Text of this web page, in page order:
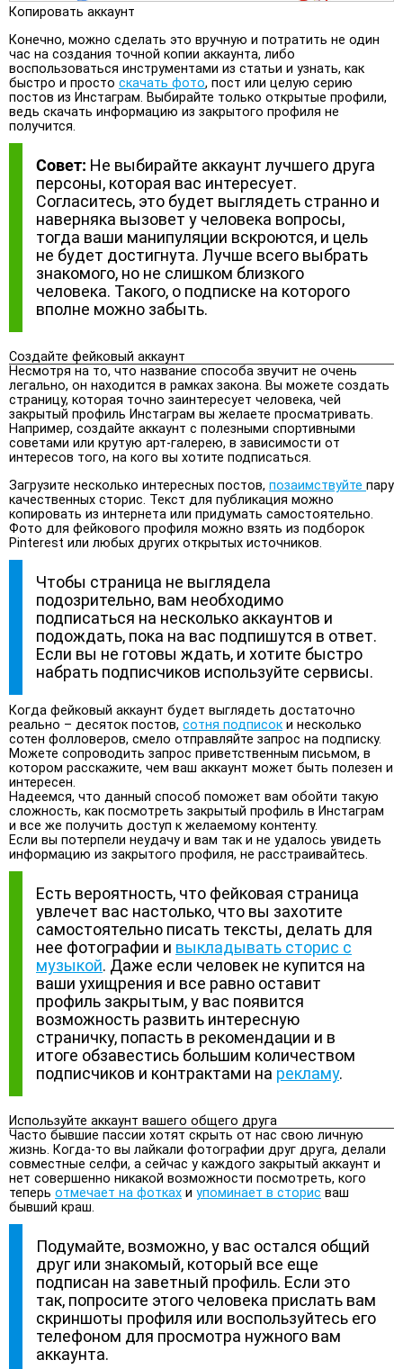
Копировать аккаунт
Конечно, можно сделать это вручную и потратить не один
час на создания точной копии аккаунта, либо
воспользоваться инструментами из статьи и узнать, как
быстро и просто скачать фото, пост или целую серию
постов из Инстаграм. Выбирайте только открытые профили,
ведь скачать информацию из закрытого профиля не
получится.
Совет: Не выбирайте аккаунт лучшего друга
персоны, которая вас интересует.
Согласитесь, это будет выглядеть странно и
наверняка вызовет у человека вопросы,
тогда ваши манипуляции вскроются, и цель
не будет достигнута. Лучше всего выбрать
знакомого, но не слишком близкого
человека. Такого, о подписке на которого
вполне можно забыть.
Создайте фейковый аккаунт
Несмотря на то, что название способа звучит не очень
легально, он находится в рамках закона. Вы можете создать
страницу, которая точно заинтересует человека, чей
закрытый профиль Инстаграм вы желаете просматривать.
Например, создайте аккаунт с полезными спортивными
советами или крутую арт-галерею, в зависимости от
интересов того, на кого вы хотите подписаться.
Загрузите несколько интересных постов, позаимствуйте пару
качественных сторис. Текст для публикация можно
копировать из интернета или придумать самостоятельно.
Фото для фейкового профиля можно взять из подборок
Pinterest или любых других открытых источников.
Чтобы страница не выглядела
подозрительно, вам необходимо
подписаться на несколько аккаунтов и
подождать, пока на вас подпишутся в ответ.
Если вы не готовы ждать, и хотите быстро
набрать подписчиков используйте сервисы.
Когда фейковый аккаунт будет выглядеть достаточно
реально – десяток постов, сотня подписок и несколько
сотен фолловеров, смело отправляйте запрос на подписку.
Можете сопроводить запрос приветственным письмом, в
котором расскажите, чем ваш аккаунт может быть полезен и
интересен.
Надеемся, что данный способ поможет вам обойти такую
сложность, как посмотреть закрытый профиль в Инстаграм
и все же получить доступ к желаемому контенту.
Если вы потерпели неудачу и вам так и не удалось увидеть
информацию из закрытого профиля, не расстраивайтесь.
Есть вероятность, что фейковая страница
увлечет вас настолько, что вы захотите
самостоятельно писать тексты, делать для
нее фотографии и выкладывать сторис с
музыкой. Даже если человек не купится на
ваши ухищрения и все равно оставит
профиль закрытым, у вас появится
возможность развить интересную
страничку, попасть в рекомендации и в
итоге обзавестись большим количеством
подписчиков и контрактами на рекламу.
Используйте аккаунт вашего общего друга
Часто бывшие пассии хотят скрыть от нас свою личную
жизнь. Когда-то вы лайкали фотографии друг друга, делали
совместные селфи, а сейчас у каждого закрытый аккаунт и
нет совершенно никакой возможности посмотреть, кого
теперь отмечает на фотках и упоминает в сторис ваш
бывший краш.
Подумайте, возможно, у вас остался общий
друг или знакомый, который все еще
подписан на заветный профиль. Если это
так, попросите этого человека прислать вам
скриншоты профиля или воспользуйтесь его
телефоном для просмотра нужного вам
аккаунта.